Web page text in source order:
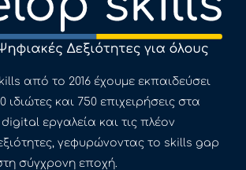
από το 2016 έχουμε εκπαιδεύσει
και 750 επιχειρήσεις στα
εργαλεία και τις πλέον
γεφυρώνοντας το skills gap
σύγχρονη εποχή.